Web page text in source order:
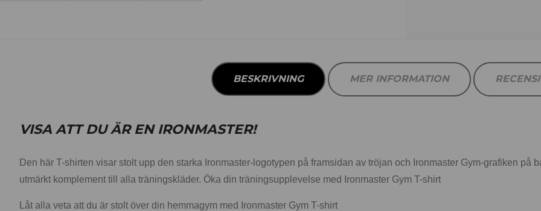
BESKRIVNING MER INFORMATION
VISA ATT DU ÄR EN IRONMASTER!
Den här T-shirten visar stolt upp den starka Ironmaster-logotypen på framsidan av tröjan och Ironmaster Gym-grafiken på
utmärkt komplement till alla träningskläder. Öka din träningsupplevelse med Ironmaster Gym T-shirt
Låt alla veta att du är stolt över din hemmagym med Ironmaster Gym T-shirt